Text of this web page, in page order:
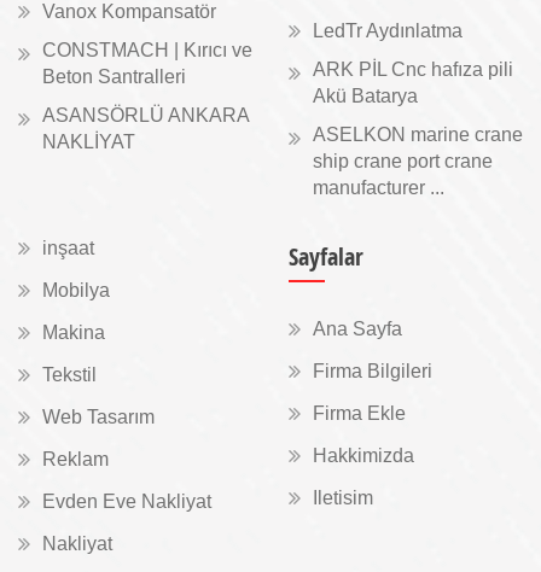
Vanox Kompansatör
CONSTMACH | Kırıcı ve
Beton Santralleri
ASANSÖRLÜ ANKARA
NAKLİYAT
LedTr Aydınlatma
ARK PİL Cnc hafıza pili
Akü Batarya
ASELKON marine crane
ship crane port crane
manufacturer ...
inşaat
Mobilya
Makina
Tekstil
Web Tasarım
Reklam
Evden Eve Nakliyat
Nakliyat
Sayfalar
Ana Sayfa
Firma Bilgileri
Firma Ekle
Hakkimizda
Iletisim